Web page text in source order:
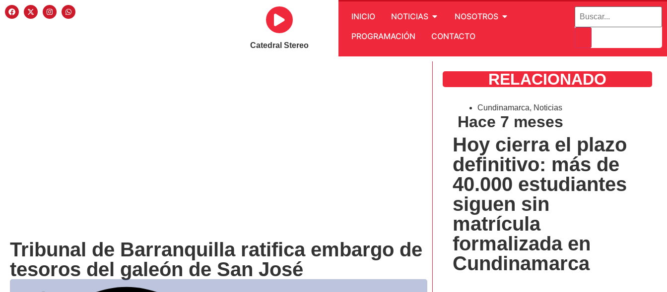
Catedral Stereo
INICIO NOTICIAS
NOSOTROS
PROGRAMACIÓN
CONTACTO
Tribunal de Barranquilla ratifica embargo de
tesoros del galeón de San José
RELACIONADO
Cundinamarca, Noticias
Hace 7 meses
Hoy cierra el plazo
definitivo: más de
40.000 estudiantes
siguen sin
matrícula
formalizada en
Cundinamarca